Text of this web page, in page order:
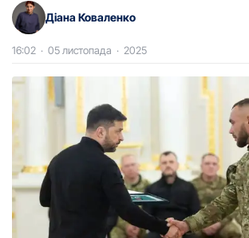
Діана Коваленко
16:02 · 05 листопада · 2025